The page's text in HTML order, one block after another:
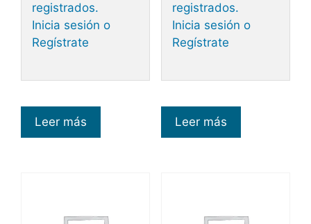
registrados.
Inicia sesión o
Regístrate
Leer más
registrados.
Inicia sesión o
Regístrate
Leer más